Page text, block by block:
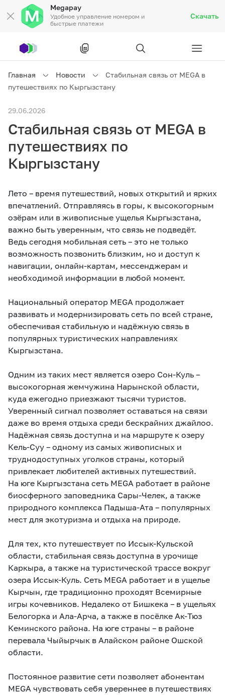
Megapay
Удобное управление номером и
быстрые платежи
Скачать
Частным клиентам
Бизнесу
Связь
eSIM M2M
Услуги
Все услуги Развлечения Соц.сети
О нас
Партнерам
покрытие
Сервисы
MegaTV MegaPay MegaKassa
Главная Новости
Стабильная связь от MEGA в
путешествиях по Кыргызстану
29.06.2026
Стабильная связь от MEGA в
путешествиях по
Кыргызстану
Лето – время путешествий, новых открытий и ярких
впечатлений. Отправляясь в горы, к высокогорным
озёрам или в живописные ущелья Кыргызстана,
важно быть уверенным, что связь не подведёт.
Ведь сегодня мобильная сеть – это не только
возможность позвонить близким, но и доступ к
навигации, онлайн-картам, мессенджерам и
необходимой информации в любой момент.
Национальный оператор MEGA продолжает
развивать и модернизировать сеть по всей стране,
обеспечивая стабильную и надёжную связь в
популярных туристических направлениях
Кыргызстана.
Одним из таких мест является озеро Сон-Куль –
высокогорная жемчужина Нарынской области,
куда ежегодно приезжают тысячи туристов.
Уверенный сигнал позволяет оставаться на связи
даже во время отдыха среди бескрайних джайлоо.
Надёжная связь доступна и на маршруте к озеру
Кель-Суу – одному из самых живописных и
труднодоступных уголков страны, который
привлекает любителей активных путешествий.
На юге Кыргызстана сеть MEGA работает в районе
биосферного заповедника Сары-Челек, а также
природного комплекса Падыша-Ата – популярных
мест для экотуризма и отдыха на природе.
Для тех, кто путешествует по Иссык-Кульской
области, стабильная связь доступна в урочище
Каркыра, а также на туристической трассе вокруг
озера Иссык-Куль. Сеть MEGA работает и в ущелье
Кырчын, где традиционно проходят Всемирные
игры кочевников. Недалеко от Бишкека – в ущельях
Белогорка и Ала-Арча, а также в посёлке Ак-Тюз
Кеминского района. На юге страны – в районе
перевала Чыйырчык в Алайском районе Ошской
области.
Постоянное развитие сети позволяет абонентам
MEGA чувствовать себя увереннее в путешествиях